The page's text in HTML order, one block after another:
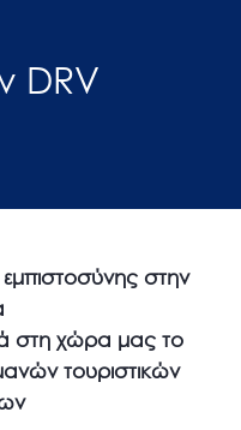
DRV
στην
στη χώρα μας το
τουριστικών